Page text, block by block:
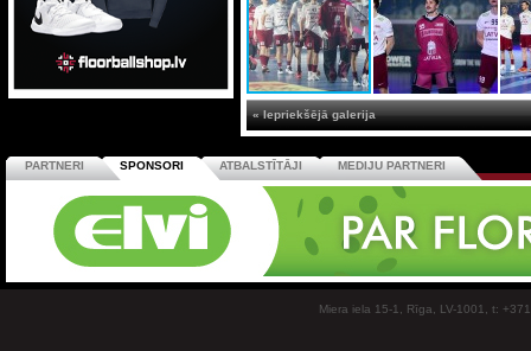
« Iepriekšējā galerija
PARTNERI SPONSORI ATBALSTĪTĀJI MEDIJU PARTNERI
Miera iela 15-1, Rīga, LV-1001, t: